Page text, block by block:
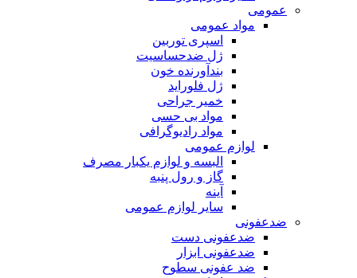
عمومی
مواد عمومی
اسپری توربین
ژل ضدحساسیت
بندآورنده خون
ژل فلوراید
خمیر جراحی
مواد بی حسی
مواد رادیوگرافی
لوازم عمومی
البسه و لوازم یکبار مصرف
گاز و رول پنبه
آینه
سایر لوازم عمومی
ضدعفونی
ضدعفونی دست
ضدعفونی ابزار
ضد عفونی سطوح